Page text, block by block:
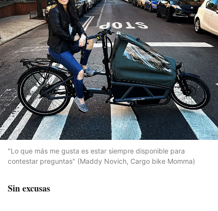
"Lo que más me gusta es estar siempre disponible para
contestar preguntas" (Maddy Novich, Cargo bike Momma)
Sin excusas